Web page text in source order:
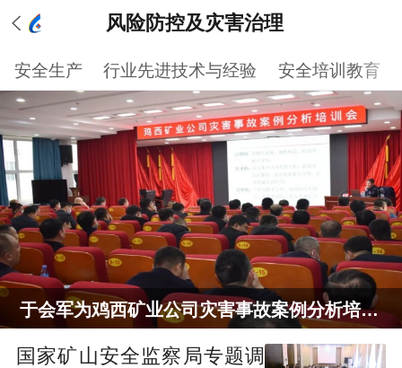
风险防控及灾害治理
安全生产 行业先进技术与经验 安全培训教育
于会军为鸡西矿业公司灾害事故案例分析培训会作专题讲座
国家矿山安全监察局专题调